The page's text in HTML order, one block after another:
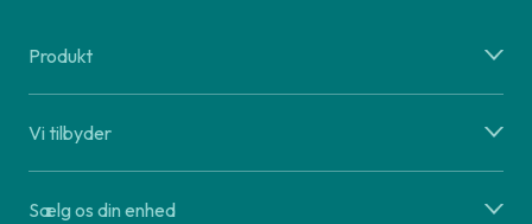
Produkt
Vi tilbyder
Sælg os din enhed